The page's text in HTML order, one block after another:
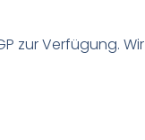
zur Verfügung. Wir